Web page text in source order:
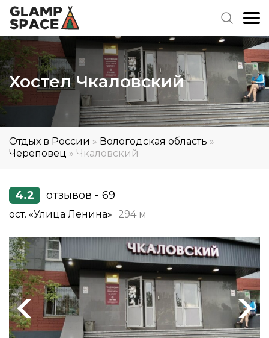
Хостел Чкаловский
Отдых в России » Вологодская область »
Череповец » Чкаловский
4.2 отзывов - 69
ост. «Улица Ленина» 294 м
Previous Next